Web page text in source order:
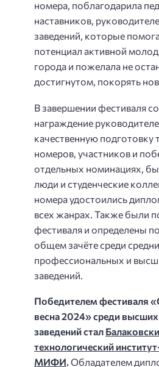
номера, поблагодарила
наставников,
заведений, которые
потенциал активной
города и пожелала не
достигнутом, покорять
В завершении фестиваля
награждение
качественную подготовку
номеров, участников и
отдельных номинациях,
люди и студенческие
номера удостоились
всех жанрах. Также были
фестиваля и определены
общем зачёте среди
профессиональных и
заведений.
Победителем фестиваля
весна 2024» среди
заведений стал
технологический
МИФИ.Обладателем